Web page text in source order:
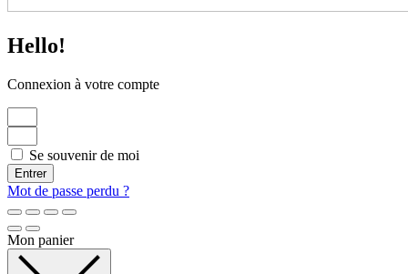
Hello!
Connexion à votre compte
Se souvenir de moi
Entrer
Mot de passe perdu ?
Mon panier